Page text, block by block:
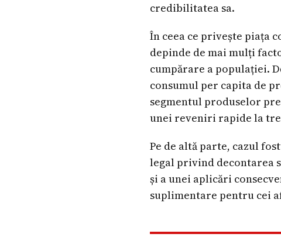
credibilitatea sa.
În ceea ce privește piața
depinde de mai mulți
cumpărare a populației.
consumul per capita de
segmentul produselor
unei reveniri rapide la
Pe de altă parte, cazul
legal privind decontarea
și a unei aplicări
suplimentare pentru cei